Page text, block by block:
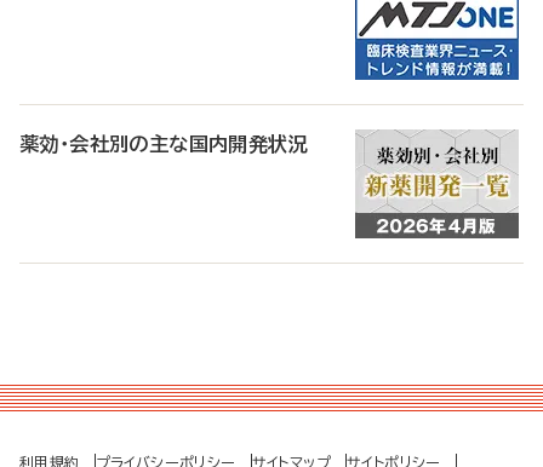
薬効・会社別の主な国内開発状況
利用規約 プライバシーポリシー サイトマップ サイトポリシー